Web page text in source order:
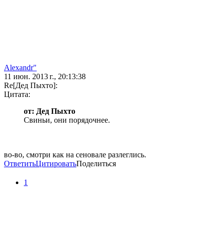
Alexandr"
11 июн. 2013 г., 20:13:38
Re[Дед Пыхто]:
Цитата:
от: Дед Пыхто
Свиньи, они порядочнее.
во-во, смотри как на сеновале разлеглись.
ОтветитьЦитироватьПоделиться
1